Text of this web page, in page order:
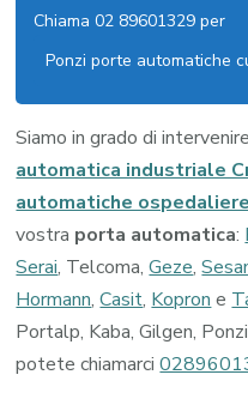
Chiama 02 89601329 per
Ponzi porte automatiche
Siamo in grado di
automatica industriale
automatiche
vostra porta automatica:
Serai, Telcoma,Geze,
Hormann,Casit, Kopron e
Portalp, Kaba, Gilgen,
potete chiamarci